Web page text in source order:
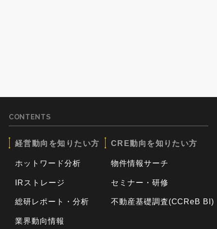
CONTENTS
経営動向を知りたい方
ホットワード分析
IRストレージ
総研レポート・分析
業界動向情報
CRE動向を知りたい方
物件情報サーチ
セミナー・研修
不動産基礎調査(CCReB BI)